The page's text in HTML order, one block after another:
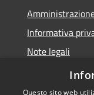
Informativa
Note legali
Dichiarazione
Questo sito web